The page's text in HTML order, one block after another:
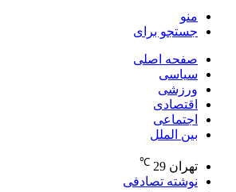
منو
جستجو برای
صفحه اصلی
سیاسی
ورزشی
اقتصادی
اجتماعی
بین الملل
تهران 29
℃
نوشته تصادفی